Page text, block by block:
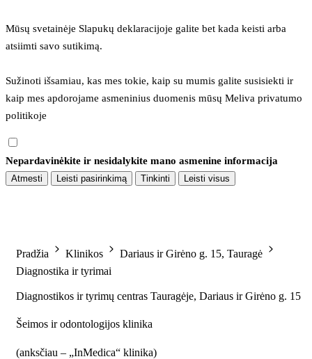
Mūsų svetainėje Slapukų deklaracijoje galite bet kada keisti arba
atsiimti savo sutikimą.
Sužinoti išsamiau, kas mes tokie, kaip su mumis galite susisiekti ir
kaip mes apdorojame asmeninius duomenis mūsų Meliva privatumo
politikoje
Nepardavinėkite ir nesidalykite mano asmenine informacija
Atmesti Leisti pasirinkimą Tinkinti Leisti visus
Pradžia Klinikos
Dariaus ir Girėno g. 15, Tauragė
Diagnostika ir tyrimai
Diagnostikos ir tyrimų centras Tauragėje, Dariaus ir Girėno g. 15
Šeimos ir odontologijos klinika
(anksčiau – „InMedica“ klinika)